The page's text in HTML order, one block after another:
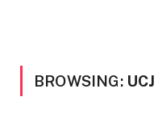
BROWSING: UCJ